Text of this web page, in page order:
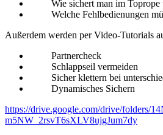
Wie sichert man im Toprope
Welche Fehlbedienungen
Außerdem werden per Video-Tutorials
Partnercheck
Schlappseil vermeiden
Sicher klettern bei
Dynamisches Sichern
https://drive.google.com/drive/folders/
m5NW_2rsvT6sXLV8ujgJum7dy